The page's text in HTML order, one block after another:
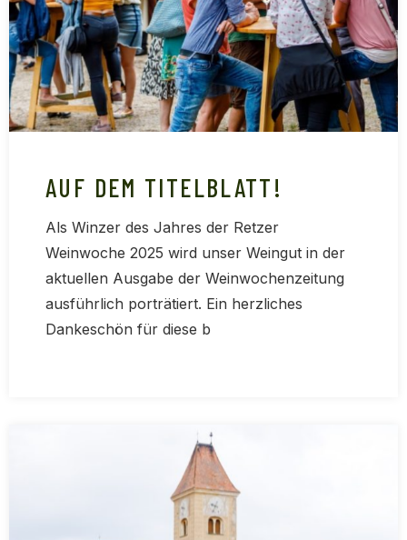
AUF DEM TITELBLATT!
Als Winzer des Jahres der Retzer
Weinwoche 2025 wird unser Weingut in der
aktuellen Ausgabe der Weinwochenzeitung
ausführlich porträtiert. Ein herzliches
Dankeschön für diese b